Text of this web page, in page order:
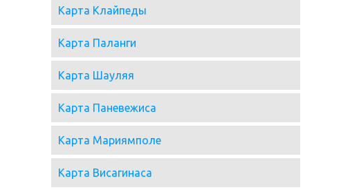
Карта Клайпеды
Карта Паланги
Карта Шауляя
Карта Паневежиса
Карта Мариямполе
Карта Висагинаса